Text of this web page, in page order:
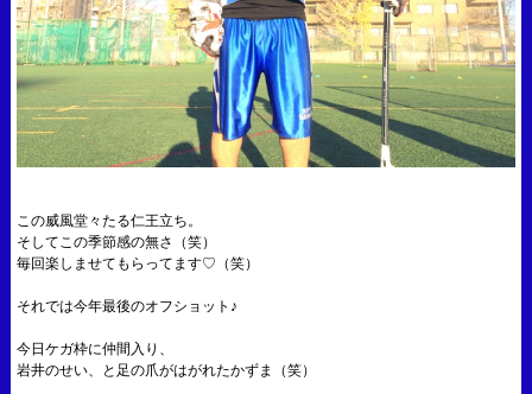
この威風堂々たる仁王立ち。
そしてこの季節感の無さ（笑）
毎回楽しませてもらってます♡（笑）
それでは今年最後のオフショット♪
今日ケガ枠に仲間入り、
岩井のせい、と足の爪がはがれたかずま（笑）